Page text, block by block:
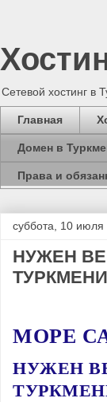
Сетевой хостинг в
Главная
Домен в
Права и
суббота, 10 июля
НУЖЕН
МОРЕ
НУЖЕН